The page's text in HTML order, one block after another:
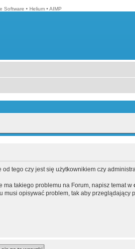
Software • Helium • AIMP
od tego czy jest się użytkownikiem czy
ma takiego problemu na Forum, napisz temat w
opisywać problem, tak aby przeglądający